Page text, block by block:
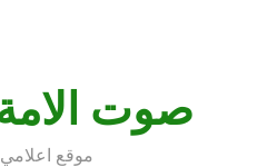
صوت الامة
موقع